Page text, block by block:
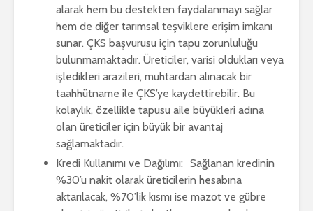
alarak hem bu destekten faydalanmayı sağlar
hem de diğer tarımsal teşviklere erişim imkanı
sunar. ÇKS başvurusu için tapu zorunluluğu
bulunmamaktadır. Üreticiler, varisi oldukları veya
işledikleri arazileri, muhtardan alınacak bir
taahhütname ile ÇKS’ye kaydettirebilir. Bu
kolaylık, özellikle tapusu aile büyükleri adına
olan üreticiler için büyük bir avantaj
sağlamaktadır.
Kredi Kullanımı ve Dağılımı: Sağlanan kredinin
%30’u nakit olarak üreticilerin hesabına
aktarılacak, %70’lik kısmı ise mazot ve gübre